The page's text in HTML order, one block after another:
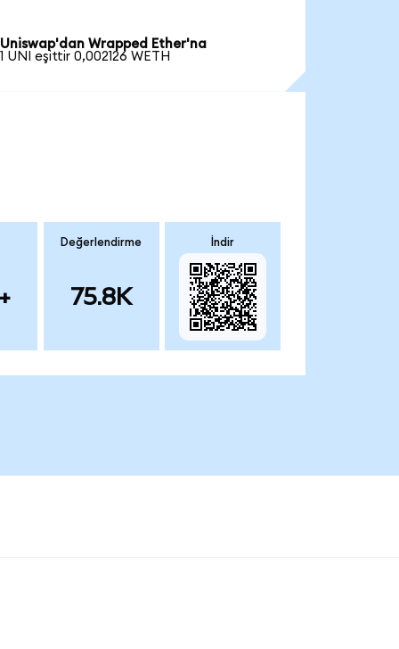
Uniswap'dan Wrapped Ether'na
1 UNI eşittir 0,002126 WETH
Değerlendirme
75.8K
İndir